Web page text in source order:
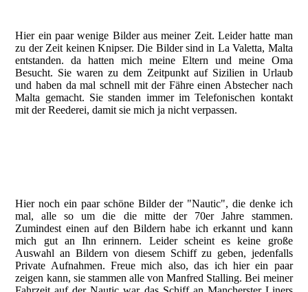
Hier ein paar wenige Bilder aus meiner Zeit. Leider hatte man
zu der Zeit keinen Knipser. Die Bilder sind in La Valetta, Malta
entstanden. da hatten mich meine Eltern und meine Oma
Besucht. Sie waren zu dem Zeitpunkt auf Sizilien in Urlaub
und haben da mal schnell mit der Fähre einen Abstecher nach
Malta gemacht. Sie standen immer im Telefonischen kontakt
mit der Reederei, damit sie mich ja nicht verpassen.
Hier noch ein paar schöne Bilder der "Nautic", die denke ich
mal, alle so um die die mitte der 70er Jahre stammen.
Zumindest einen auf den Bildern habe ich erkannt und kann
mich gut an Ihn erinnern. Leider scheint es keine große
Auswahl an Bildern von diesem Schiff zu geben, jedenfalls
Private Aufnahmen. Freue mich also, das ich hier ein paar
zeigen kann, sie stammen alle von Manfred Stalling. Bei meiner